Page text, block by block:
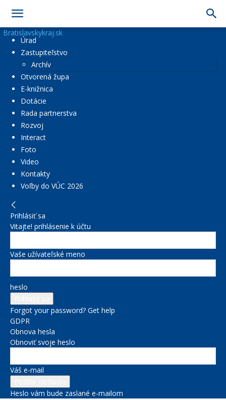
Bratislavskykraj.sk
Úrad
Zastupiteľstvo
Archív
Otvorená župa
E-knižnica
Dotácie
Rada partnerstva
Rozvoj
Interact
Foto
Video
Kontakty
Voľby do VÚC 2026
Prihlásiť sa
Vitajte! prihlásenie k účtu
Vaše užívateľské meno
heslo
Forgot your password? Get help
GDPR
Obnova hesla
Obnoviť svoje heslo
Váš e-mail
Heslo vám bude zaslané e-mailom